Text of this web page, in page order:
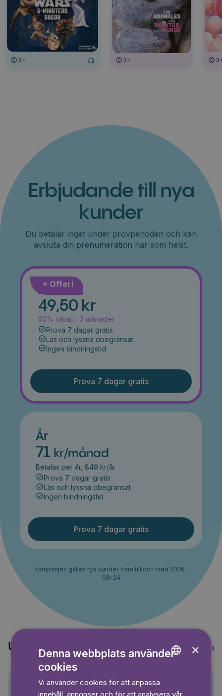
3+ 3+
Erbjudande till nya
kunder
Du betalar inget under provperioden och kan
avsluta din prenumeration när som helst.
⭐️ Offer!
Månad
49,50 kr
50% rabatt i 3 månader
Prova 7 dagar gratis
Läs och lyssna obegränsat
Ingen bindningstid
Prova 7 dagar gratis
År
71 kr/månad
Betalas per år, 849 kr/år
Prova 7 dagar gratis
Läs och lyssna obegränsat
Ingen bindningstid
Prova 7 dagar gratis
Kampanjen gäller nya kunder fram till och med 2026-
08-24
Upptäck också Visa alla
×
Denna webbplats använder
cookies
Vi använder cookies för att anpassa
innehåll, annonser och för att analysera vår